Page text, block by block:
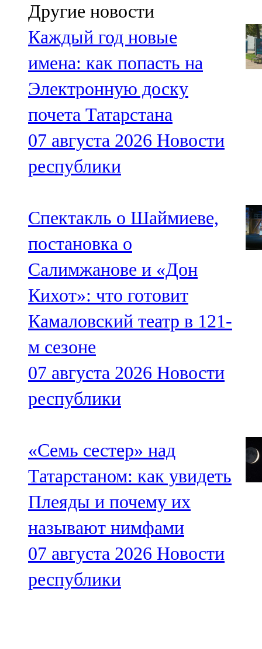
Другие новости
Каждый год новые
имена: как попасть на
Электронную доску
почета Татарстана
07 августа 2026 Новости
республики
Спектакль о Шаймиеве,
постановка о
Салимжанове и «Дон
Кихот»: что готовит
Камаловский театр в 121-
м сезоне
07 августа 2026 Новости
республики
«Семь сестер» над
Татарстаном: как увидеть
Плеяды и почему их
называют нимфами
07 августа 2026 Новости
республики